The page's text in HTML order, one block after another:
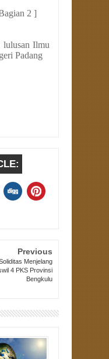
2 ]
lulusan Ilmu
Padang
Previous
Menjelang
4 PKS Provinsi
Bengkulu